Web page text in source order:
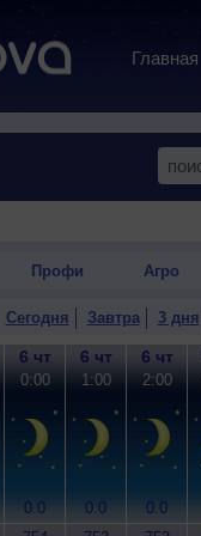
Главная
Профи Агро
Сегодня Завтра 3 дня
6 чт
0:00
0.0
6 чт
1:00
0.0
6 чт
2:00
0.0